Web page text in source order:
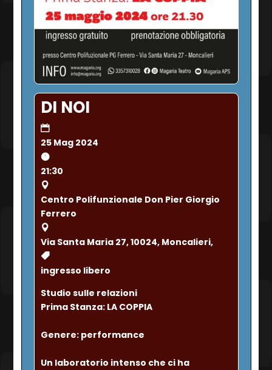
DI NOI
25 Mag 2024
21:30
Centro Polifunzionale Don Pier Giorgio
Ferrero
Via Santa Maria 27, 10024, Moncalieri,
ingresso libero
Studio sulle relazioni
Prima Stanza: LA COPPIA
Genere: performance
Un laboratorio intenso che ci ha